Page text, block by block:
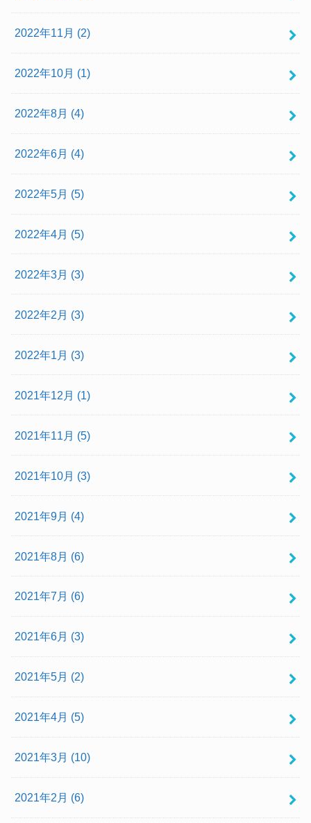
2022年11月 (2)
2022年10月 (1)
2022年8月 (4)
2022年6月 (4)
2022年5月 (5)
2022年4月 (5)
2022年3月 (3)
2022年2月 (3)
2022年1月 (3)
2021年12月 (1)
2021年11月 (5)
2021年10月 (3)
2021年9月 (4)
2021年8月 (6)
2021年7月 (6)
2021年6月 (3)
2021年5月 (2)
2021年4月 (5)
2021年3月 (10)
2021年2月 (6)